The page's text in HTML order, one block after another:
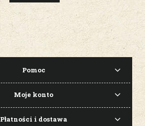
Pomoc
Moje konto
Płatności i dostawa